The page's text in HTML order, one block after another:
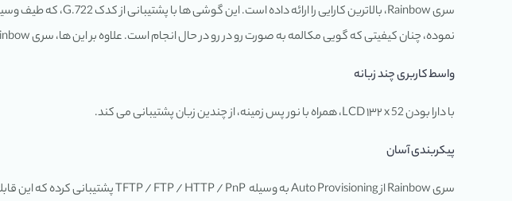
نموده، چنان کیفیتی که گویی مکالمه به صورت رو در رو در حال انجام است. علاوه بر این ها، سری Rainbow، اولین سری است که از کیفیت تمام HD، هند ست های HD، اسپیکر HD و زنگ های HD پشتیبانی می کند.
واسط کاربری چند زبانه
با دارا بودن LCD ۱۳۲ x 52، همراه با نور پس زمینه، از چندین زبان پشتیبانی می کند.
پیکربندی آسان
سری Rainbow از Auto Provisioning به وسیله TFTP / FTP / HTTP / PnP پشتیبانی کرده که این قابلیت، تنظیمات نصب و نگهداری این گوشی ها را بسیار آسان و راحت نموده است.